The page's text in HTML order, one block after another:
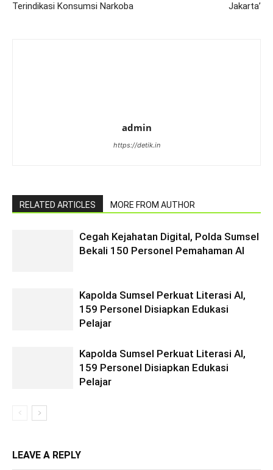
Terindikasi Konsumsi Narkoba
Jakarta’
admin
https://detik.in
RELATED ARTICLES MORE FROM AUTHOR
Cegah Kejahatan Digital, Polda Sumsel
Bekali 150 Personel Pemahaman AI
Kapolda Sumsel Perkuat Literasi AI,
159 Personel Disiapkan Edukasi
Pelajar
Kapolda Sumsel Perkuat Literasi AI,
159 Personel Disiapkan Edukasi
Pelajar
LEAVE A REPLY